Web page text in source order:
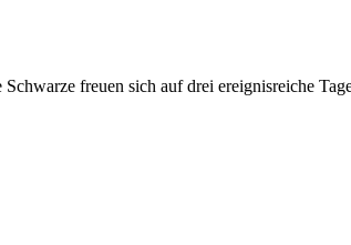
freuen sich auf drei ereignisreiche